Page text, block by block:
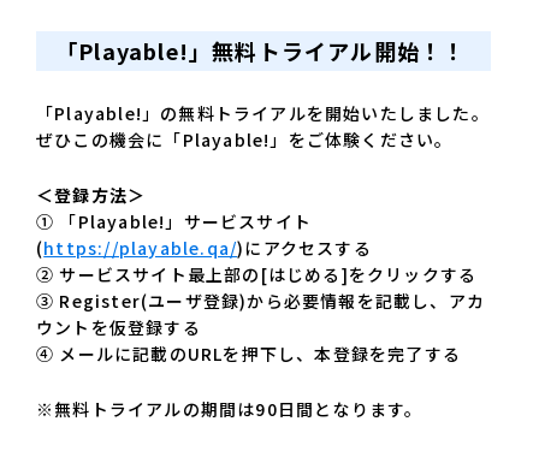
「Playable!」無料トライアル開始！！
「Playable!」の無料トライアルを開始いたしました。
ぜひこの機会に「Playable!」をご体験ください。
＜登録方法＞
① 「Playable!」サービスサイト
(https://playable.qa/)にアクセスする
② サービスサイト最上部の[はじめる]をクリックする
③ Register(ユーザ登録)から必要情報を記載し、アカ
ウントを仮登録する
④ メールに記載のURLを押下し、本登録を完了する
※無料トライアルの期間は90日間となります。